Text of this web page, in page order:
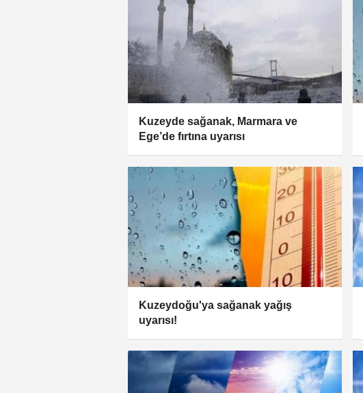
Kuzeyde sağanak, Marmara ve
Ege’de fırtına uyarısı
Kuzeydoğu'ya sağanak yağış
uyarısı!